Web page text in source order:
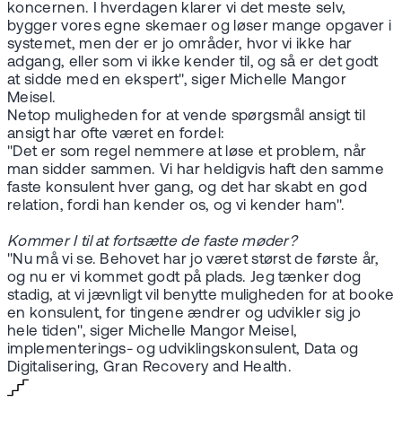
koncernen. I hverdagen klarer vi det meste selv,
bygger vores egne skemaer og løser mange opgaver i
systemet, men der er jo områder, hvor vi ikke har
adgang, eller som vi ikke kender til, og så er det godt
at sidde med en ekspert", siger Michelle Mangor
Meisel.
Netop muligheden for at vende spørgsmål ansigt til
ansigt har ofte været en fordel:
"Det er som regel nemmere at løse et problem, når
man sidder sammen. Vi har heldigvis haft den samme
faste konsulent hver gang, og det har skabt en god
relation, fordi han kender os, og vi kender ham".
Kommer I til at fortsætte de faste møder?
"Nu må vi se. Behovet har jo været størst de første år,
og nu er vi kommet godt på plads. Jeg tænker dog
stadig, at vi jævnligt vil benytte muligheden for at booke
en konsulent, for tingene ændrer og udvikler sig jo
hele tiden", siger Michelle Mangor Meisel,
implementerings- og udviklingskonsulent, Data og
Digitalisering, Gran Recovery and Health.